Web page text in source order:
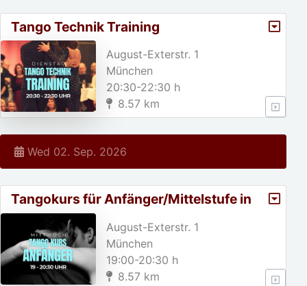
Tango Technik Training
August-Exterstr. 1
München
20:30-22:30 h
8.57 km
Wed 02. Sep. 2026
Tangokurs für Anfänger/Mittelstufe in
München
August-Exterstr. 1
München
19:00-20:30 h
8.57 km